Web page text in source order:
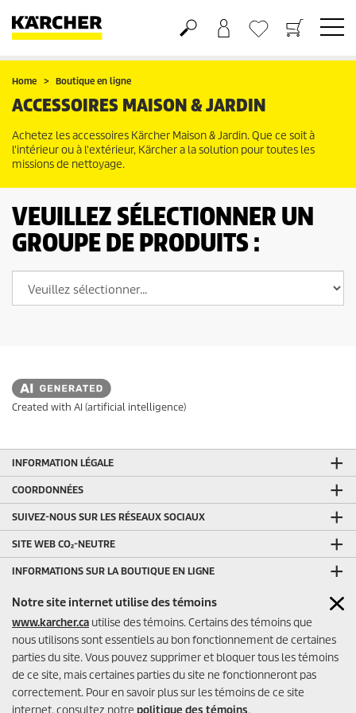
Notre site internet utilise des témoins
www.karcher.ca utilise des témoins. Certains des témoins que
nous utilisons sont essentiels au bon fonctionnement de certaines
parties du site. Vous pouvez supprimer et bloquer tous les témoins
de ce site, mais certaines parties du site ne fonctionneront pas
correctement. Pour en savoir plus sur les témoins de ce site
internet, consultez notre politique des témoins.
Panier
Liste d'envies
Home Boutique en ligne
ACCESSOIRES MAISON & JARDIN
Achetez les accessoires Kärcher Maison & Jardin. Que ce soit à
l'intérieur ou à l'extérieur, Kärcher a la solution pour toutes les
missions de nettoyage.
VEUILLEZ SÉLECTIONNER UN
GROUPE DE PRODUITS :
Created with AI (artificial intelligence)
INFORMATION LÉGALE
COORDONNÉES
SUIVEZ-NOUS SUR LES RÉSEAUX SOCIAUX
SITE WEB CO₂-NEUTRE
INFORMATIONS SUR LA BOUTIQUE EN LIGNE
MODES DE PAIEMENT DE LA BOUTIQUE EN LIGNE
AUTRES LIENS UTILES
ÉVALUATIONS DU VENDEUR DE LA BOUTIQUE EN LIGNE